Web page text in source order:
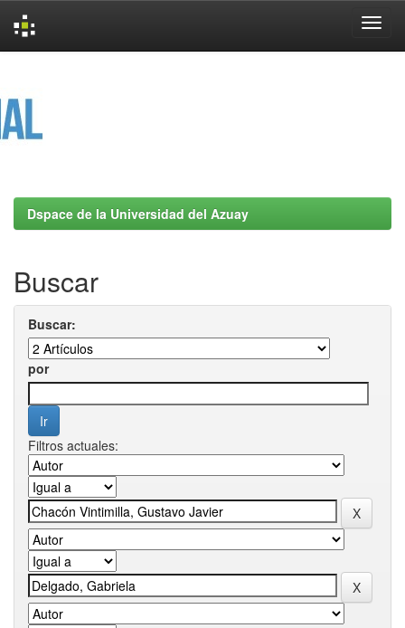
Dspace de la Universidad del Azuay
Buscar
Buscar:
por
Filtros actuales: